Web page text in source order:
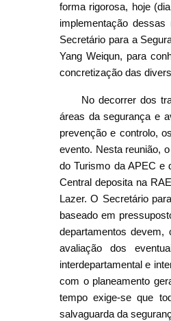
forma rigorosa, hoje
implementação
Secretário para a
Yang Weiqun, para
concretização das
No decorrer dos
áreas da segurança e
prevenção e controlo,
evento. Nesta reunião,
do Turismo da APEC e
Central deposita na
Lazer. O Secretário
baseado em
departamentos
avaliação dos
interdepartamental e
com o planeamento
tempo exige-se que
salvaguarda da